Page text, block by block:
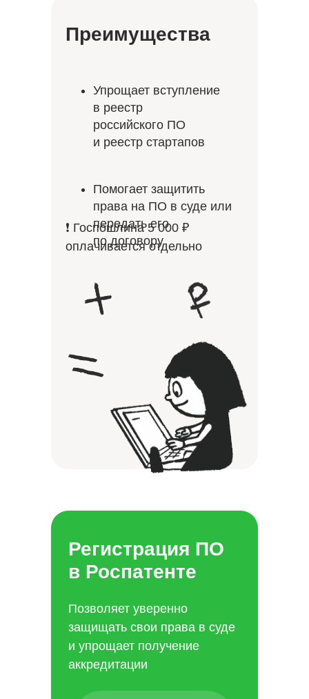
❗ Госпошлина 5 000 ₽
оплачивается отдельно
Упрощает вступление
в реестр
российского ПО
и реестр стартапов
Помогает защитить
права на ПО в суде или
передать его
по договору
Преимущества
Регистрация ПО
в Роспатенте
Позволяет уверенно
защищать свои права в суде
и упрощает получение
аккредитации